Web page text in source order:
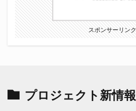
スポンサーリンク
プロジェクト新情報